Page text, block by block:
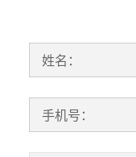
姓名：
手机号：